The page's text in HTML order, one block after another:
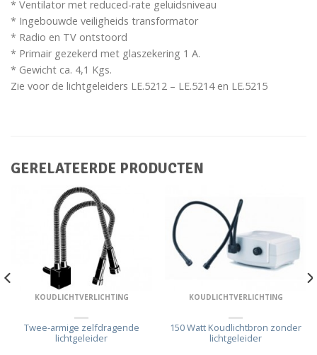
* Ventilator met reduced-rate geluidsniveau
* Ingebouwde veiligheids transformator
* Radio en TV ontstoord
* Primair gezekerd met glaszekering 1 A.
* Gewicht ca. 4,1 Kgs.
Zie voor de lichtgeleiders LE.5212 – LE.5214 en LE.5215
GERELATEERDE PRODUCTEN
KOUDLICHTVERLICHTING
Twee-armige zelfdragende
lichtgeleider
KOUDLICHTVERLICHTING
150 Watt Koudlichtbron zonder
lichtgeleider